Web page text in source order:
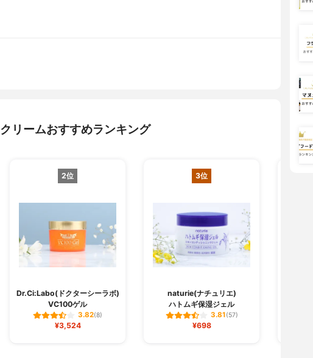
リームおすすめランキング
2位
Dr.Ci:Labo(ドクターシーラボ)
VC100ゲル
3.82(8)
¥3,524
3位
naturie(ナチュリエ)
ハトムギ保湿ジェル
3.81(57)
¥698